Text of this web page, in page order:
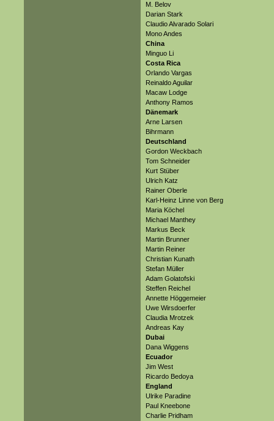
M. Belov
Darian Stark
Claudio Alvarado Solari
Mono Andes
China
Minguo Li
Costa Rica
Orlando Vargas
Reinaldo Aguilar
Macaw Lodge
Anthony Ramos
Dänemark
Arne Larsen
Bihrmann
Deutschland
Gordon Weckbach
Tom Schneider
Kurt Stüber
Ulrich Katz
Rainer Oberle
Karl-Heinz Linne von Berg
Maria Köchel
Michael Manthey
Markus Beck
Martin Brunner
Martin Reiner
Christian Kunath
Stefan Müller
Adam Golatofski
Steffen Reichel
Annette Höggemeier
Uwe Wirsdoerfer
Claudia Mrotzek
Andreas Kay
Dubai
Dana Wiggens
Ecuador
Jim West
Ricardo Bedoya
England
Ulrike Paradine
Paul Kneebone
Charlie Pridham